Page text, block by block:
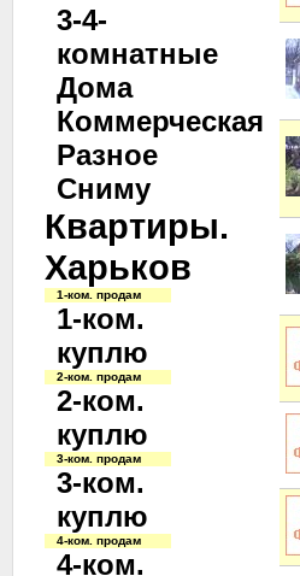
3-4-
комнатные
Дома
Коммерческая
Разное
Сниму
Квартиры.
Харьков
1-ком. продам
1-ком.
куплю
2-ком. продам
2-ком.
куплю
3-ком. продам
3-ком.
куплю
4-ком. продам
4-ком.